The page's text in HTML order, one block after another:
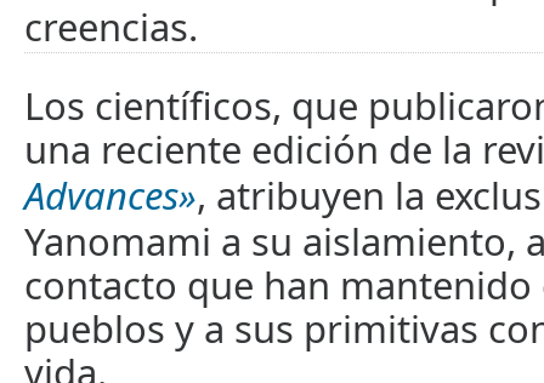
creencias.
Los científicos, que
una reciente edición de la
Advances», atribuyen la
Yanomami a su aislamiento,
contacto que han
pueblos y a sus primitivas
vida.